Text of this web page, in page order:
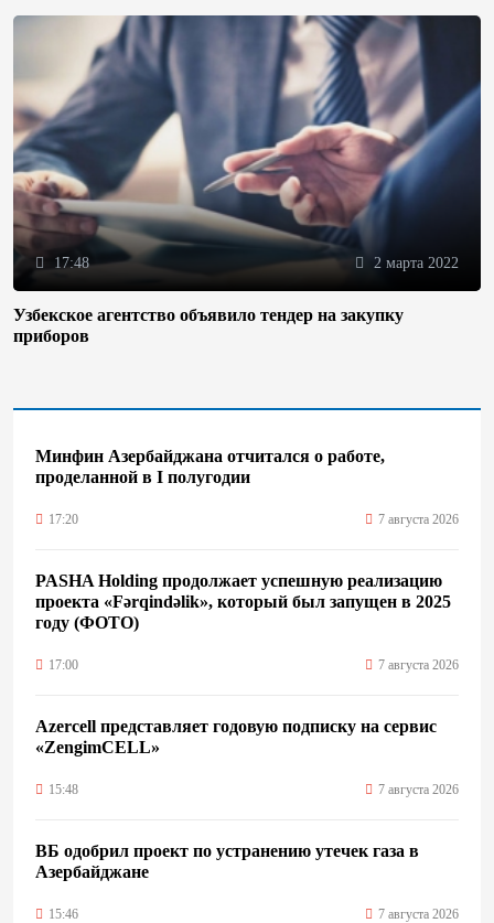
17:48 2 марта 2022
Узбекское агентство объявило тендер на закупку
приборов
Минфин Азербайджана отчитался о работе,
проделанной в I полугодии
17:20 7 августа 2026
PASHA Holding продолжает успешную реализацию
проекта «Fərqindəlik», который был запущен в 2025
году (ФОТО)
17:00 7 августа 2026
Azercell представляет годовую подписку на сервис
«ZengimCELL»
15:48 7 августа 2026
ВБ одобрил проект по устранению утечек газа в
Азербайджане
15:46 7 августа 2026